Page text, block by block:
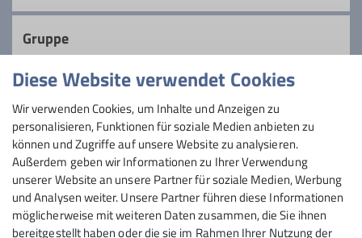
Hochriesgipfel 1
Gruppe
öffentlich
soll auf homepage angezeigt werden
Diese Website verwendet Cookies
Wir verwenden Cookies, um Inhalte und Anzeigen zu
personalisieren, Funktionen für soziale Medien anbieten zu
können und Zugriffe auf unsere Website zu analysieren.
Außerdem geben wir Informationen zu Ihrer Verwendung
unserer Website an unsere Partner für soziale Medien, Werbung
und Analysen weiter. Unsere Partner führen diese Informationen
möglicherweise mit weiteren Daten zusammen, die Sie ihnen
bereitgestellt haben oder die sie im Rahmen Ihrer Nutzung der